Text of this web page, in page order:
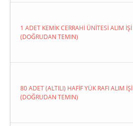
1 ADET KEMİK CERRAHİ ÜNİTESİ ALIM İŞİ
(DOĞRUDAN TEMIN)
80 ADET (ALTILI) HAFİF YÜK RAFI ALIM İŞİ
(DOĞRUDAN TEMIN)